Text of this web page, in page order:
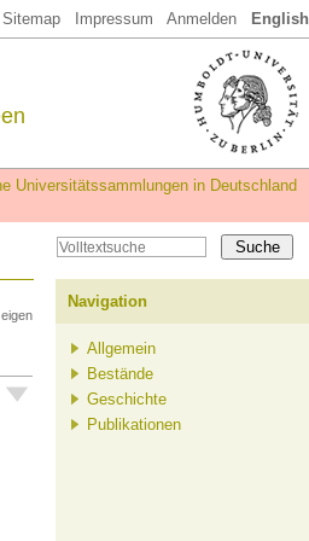
Sitemap Impressum Anmelden English
Universitätssammlungen in Deutschland
Navigation
Allgemein
Bestände
Geschichte
Publikationen